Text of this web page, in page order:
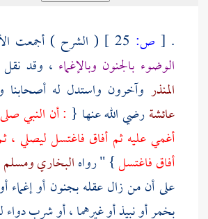
.
[ ص: ( الشرح ) أجمعت
الوضوء بالجنون وبالإغماء ، وقد نقل
المنذر وآخرون واستدل له
عائشةرضي الله عنها { : أن النبي
أغمي عليه ثم أفاق فاغتسل ليصلي ،
أفاق فاغتسل} " رواهالبخاريومسلم
على أن من زال عقله بجنون أو
بخمر أو نبيذ أو غيرهما ، أو شرب